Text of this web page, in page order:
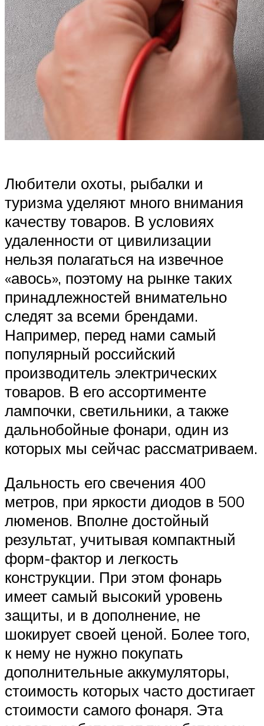
Любители охоты, рыбалки и
туризма уделяют много внимания
качеству товаров. В условиях
удаленности от цивилизации
нельзя полагаться на извечное
«авось», поэтому на рынке таких
принадлежностей внимательно
следят за всеми брендами.
Например, перед нами самый
популярный российский
производитель электрических
товаров. В его ассортименте
лампочки, светильники, а также
дальнобойные фонари, один из
которых мы сейчас рассматриваем.
Дальность его свечения 400
метров, при яркости диодов в 500
люменов. Вполне достойный
результат, учитывая компактный
форм-фактор и легкость
конструкции. При этом фонарь
имеет самый высокий уровень
защиты, и в дополнение, не
шокирует своей ценой. Более того,
к нему не нужно покупать
дополнительные аккумуляторы,
стоимость которых часто достигает
стоимости самого фонаря. Эта